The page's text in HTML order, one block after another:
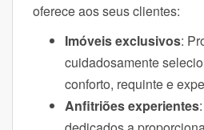
oferece aos seus clientes:
Imóveis exclusivos:
cuidadosamente
conforto, requinte e
Anfitriões experientes